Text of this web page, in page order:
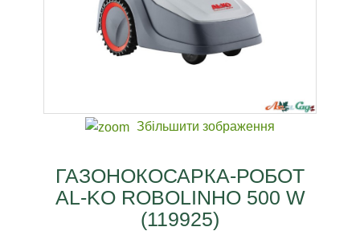
Збільшити зображення
ГАЗОНОКОСАРКА-РОБОТ
AL-KO ROBOLINHO 500 W
(119925)